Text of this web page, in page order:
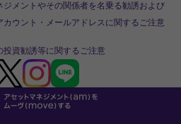
ジメントやその関係者を名乗る勧誘および
ウント・メールアドレスに関するご注意
投資勧誘等に関するご注意
InstagramLINE